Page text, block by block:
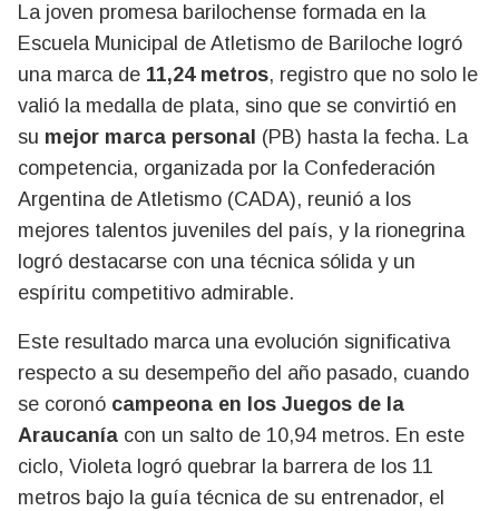
La joven promesa barilochense formada en la
Escuela Municipal de Atletismo de Bariloche logró
una marca de 11,24 metros, registro que no solo le
valió la medalla de plata, sino que se convirtió en
su mejor marca personal (PB) hasta la fecha. La
competencia, organizada por la Confederación
Argentina de Atletismo (CADA), reunió a los
mejores talentos juveniles del país, y la rionegrina
logró destacarse con una técnica sólida y un
espíritu competitivo admirable.
Este resultado marca una evolución significativa
respecto a su desempeño del año pasado, cuando
se coronó campeona en los Juegos de la
Araucanía con un salto de 10,94 metros. En este
ciclo, Violeta logró quebrar la barrera de los 11
metros bajo la guía técnica de su entrenador, el